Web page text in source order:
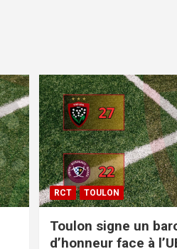
RCT TOULON
Toulon signe un
d’honneur face à